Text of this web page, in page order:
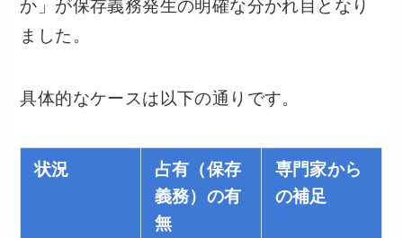
か」が保存義務発生の明確な分かれ目となり
ました。
具体的なケースは以下の通りです。
状況
占有（保存
義務）の有
無
専門家から
の補足